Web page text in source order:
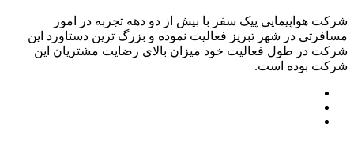
شرکت هواپیمایی پیک سفر با بیش از دو دهه تجربه در امور
مسافرتی در شهر تبریز فعالیت نموده و بزرگ ترین دستاورد این
شرکت در طول فعالیت خود میزان بالای رضایت مشتریان این
شرکت بوده است.